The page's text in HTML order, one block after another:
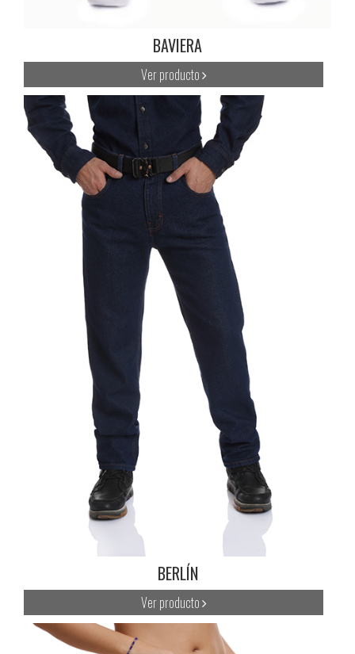
BAVIERA
Ver producto
BERLÍN
Ver producto